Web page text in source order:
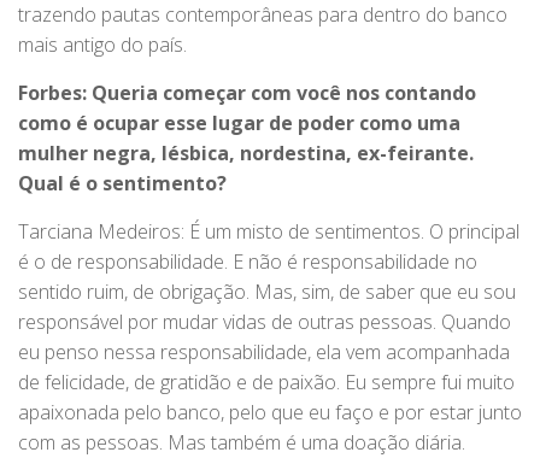
trazendo pautas contemporâneas para dentro do banco
mais antigo do país.
Forbes: Queria começar com você nos contando
como é ocupar esse lugar de poder como uma
mulher negra, lésbica, nordestina, ex-feirante.
Qual é o sentimento?
Tarciana Medeiros: É um misto de sentimentos. O principal
é o de responsabilidade. E não é responsabilidade no
sentido ruim, de obrigação. Mas, sim, de saber que eu sou
responsável por mudar vidas de outras pessoas. Quando
eu penso nessa responsabilidade, ela vem acompanhada
de felicidade, de gratidão e de paixão. Eu sempre fui muito
apaixonada pelo banco, pelo que eu faço e por estar junto
com as pessoas. Mas também é uma doação diária.